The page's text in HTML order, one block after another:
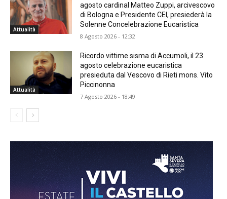
Attualità
agosto cardinal Matteo Zuppi, arcivescovo
di Bologna e Presidente CEI, presiederà la
Solenne Concelebrazione Eucaristica
8 Agosto 2026 - 12:32
Attualità
Ricordo vittime sisma di Accumoli, il 23
agosto celebrazione eucaristica
presieduta dal Vescovo di Rieti mons. Vito
Piccinonna
7 Agosto 2026 - 18:49